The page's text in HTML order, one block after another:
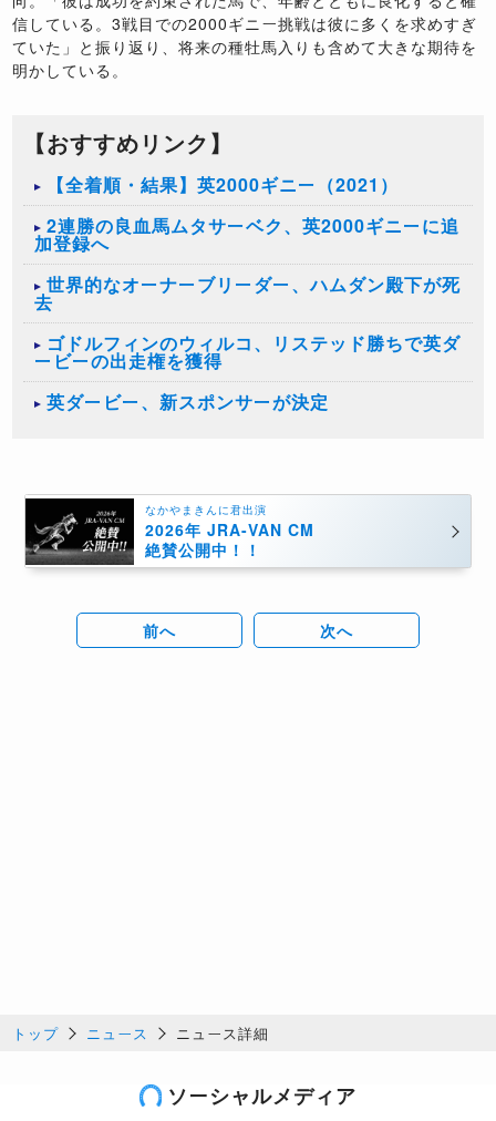
信している。3戦目での2000ギニー挑戦は彼に多くを求めすぎ
ていた」と振り返り、将来の種牡馬入りも含めて大きな期待を
明かしている。
【おすすめリンク】
【全着順・結果】英2000ギニー（2021）
2連勝の良血馬ムタサーベク、英2000ギニーに追
加登録へ
世界的なオーナーブリーダー、ハムダン殿下が死
去
ゴドルフィンのウィルコ、リステッド勝ちで英ダ
ービーの出走権を獲得
英ダービー、新スポンサーが決定
なかやまきんに君出演
2026年 JRA-VAN CM
絶賛公開中！！
前へ 次へ
トップ ニュース ニュース詳細
ソーシャルメディア